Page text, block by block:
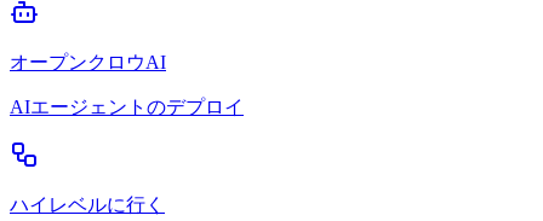
オープンクロウAI
AIエージェントのデプロイ
ハイレベルに行く